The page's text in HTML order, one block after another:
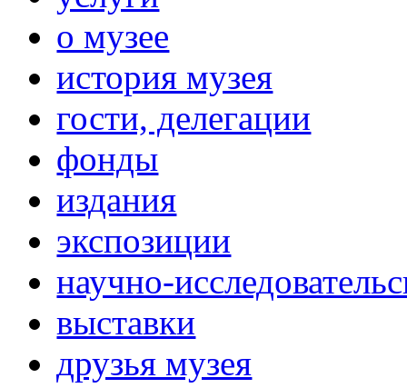
о музее
история музея
гости, делегации
фонды
издания
экспозиции
научно-
выставки
друзья музея